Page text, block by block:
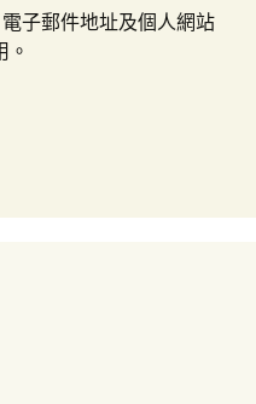
子郵件地址及個人網站